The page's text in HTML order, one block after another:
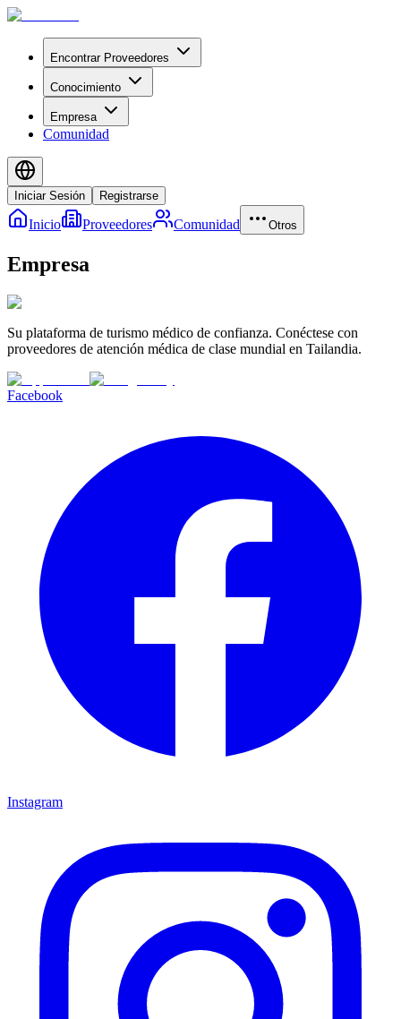
Encontrar Proveedores
Conocimiento
Empresa
Comunidad
Iniciar Sesión Registrarse
Inicio Proveedores Comunidad Otros
Empresa
Su plataforma de turismo médico de confianza. Conéctese con
proveedores de atención médica de clase mundial en Tailandia.
Facebook
Instagram